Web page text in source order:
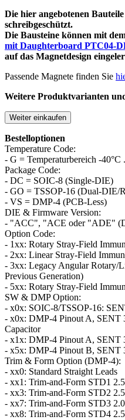
Die hier angebotenen
schreibgeschützt.
Die Bausteine können mit
mit Daughterboard PTC04-
auf das Magnetdesign
Passende Magnete finden Sie
Weitere Produktvarianten
Weiter einkaufen
Bestelloptionen
Temperature Code:
- G = Temperaturbereich -40°C
Package Code:
- DC = SOIC-8 (Single-DIE)
- GO = TSSOP-16 (Dual-DIE/
- VS = DMP-4 (PCB-Less)
DIE & Firmware Version:
- "ACC", "ACE oder "ADE"
Option Code:
- 1xx: Rotary Stray-Field
- 2xx: Linear Stray-Field
- 3xx: Legacy Angular Rotary/
Previous Generation)
- 5xx: Rotary Stray-Field
SW & DMP Option:
- x0x: SOIC-8/TSSOP-16:
- x0x: DMP-4 Pinout A, SENT
Capacitor
- x1x: DMP-4 Pinout A, SENT
- x5x: DMP-4 Pinout B, SENT
Trim & Form Option (DMP-4):
- xx0: Standard Straight Leads
- xx1: Trim-and-Form STD1
- xx3: Trim-and-Form STD2
- xx7: Trim-and-Form STD3
- xx8: Trim-and-Form STD4